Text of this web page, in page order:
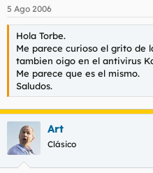
o
r
d
e
l
t
e
a
i
n
c
i
o
5 Ago 2006
Hola Torbe.
Me parece curioso el grito de
tambien oigo en el antivirus
Me parece que es el mismo.
Saludos.
Art
Clásico